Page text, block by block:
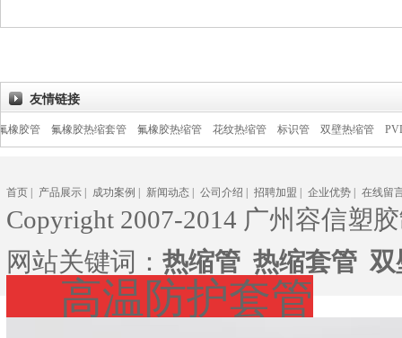
友情链接
橡胶热缩套管 氟橡胶热缩管 花纹热缩管 标识管 双壁热缩管 PVDF热缩管
首页 产品展示 成功案例 新闻动态 公司介绍 招聘加盟 企业优势 在线留
Copyright 2007-2014 广州容信塑
网站关键词： 热缩管 热缩套管 双
高温防护套管